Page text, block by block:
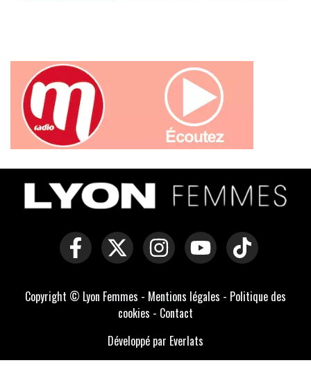
Copyright © Lyon Femmes - Mentions légales - Politique des
cookies - Contact
Développé par Everlats